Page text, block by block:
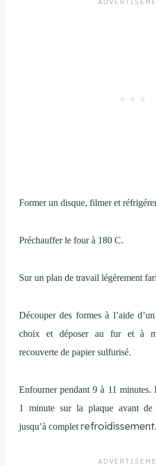
Former un disque, filmer et
Préchauffer le four à 180 C.
Sur un plan de travail légèrement
Découper des formes à l’aide
choix et déposer au fur et à
recouverte de papier sulfurisé.
Enfourner pendant 9 à 11 minutes.
1 minute sur la plaque avant
jusqu’à complet refroidissement.